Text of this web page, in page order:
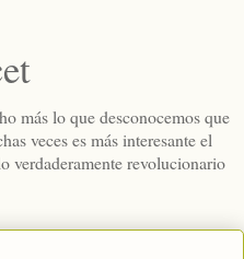
más lo que desconocemos que
veces es más interesante el
verdaderamente revolucionario